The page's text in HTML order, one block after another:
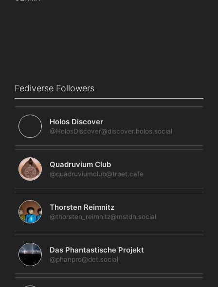
Fediverse Followers
Holos Discover
@HolosDiscover@discover.holos.social
Quadruvium Club
@quadruviumclub@troet.cafe
Thorsten Reimnitz
@thorsten_reimnitz@mstdn.social
Das Phantastische Projekt
@phanpro@det.social